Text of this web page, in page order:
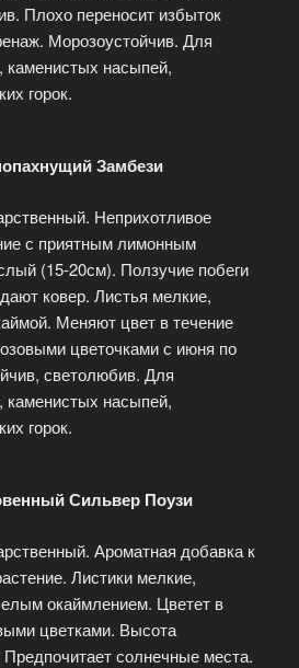
Плохо переносит избыток
Морозоустойчив. Для
каменистых насыпей,
горок.
Замбези
Неприхотливое
с приятным лимонным
(15-20см). Ползучие побеги
ковер. Листья мелкие,
Меняют цвет в течение
цветочками с июня по
светолюбив. Для
каменистых насыпей,
горок.
Сильвер Поузи
Ароматная добавка к
Листики мелкие,
окаймлением. Цветет в
цветками. Высота
солнечные места.